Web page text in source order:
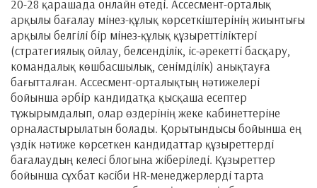
20-28 қарашада онлайн өтеді. Ассесмент-орталық
арқылы бағалау мінез-құлық көрсеткіштерінің жиынтығы
арқылы белгілі бір мінез-құлық құзыреттіліктері
(стратегиялық ойлау, белсенділік, іс-әрекетті басқару,
командалық көшбасшылық, сенімділік) анықтауға
бағытталған. Ассесмент-орталықтың нәтижелері
бойынша әрбір кандидатқа қысқаша есептер
тұжырымдалып, олар өздерінің жеке кабинеттеріне
орналастырылатын болады. Қорытындысы бойынша ең
үздік нәтиже көрсеткен кандидаттар құзыреттерді
бағалаудың келесі блогына жіберіледі. Құзыреттер
бойынша сұхбат кәсіби HR-менеджерлерді тарта